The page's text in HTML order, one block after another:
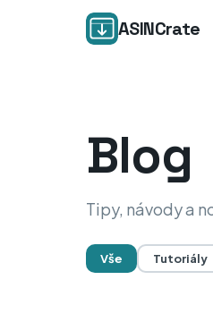
ASINCrate
Blog
Tipy, návody a
Vše Tutoriály